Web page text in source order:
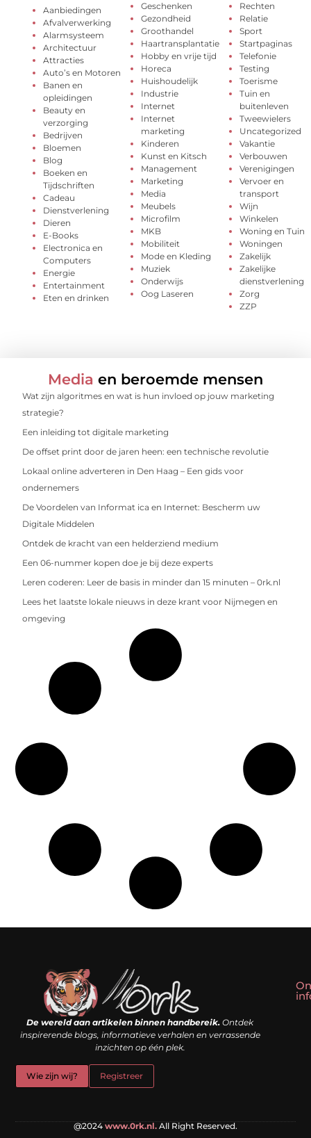
Aanbiedingen
Afvalverwerking
Alarmsysteem
Architectuur
Attracties
Auto’s en Motoren
Banen en
opleidingen
Beauty en
verzorging
Bedrijven
Bloemen
Blog
Boeken en
Tijdschriften
Cadeau
Dienstverlening
Dieren
E-Books
Electronica en
Computers
Energie
Entertainment
Eten en drinken
Geschenken
Gezondheid
Groothandel
Haartransplantatie
Hobby en vrije tijd
Horeca
Huishoudelijk
Industrie
Internet
Internet
marketing
Kinderen
Kunst en Kitsch
Management
Marketing
Media
Meubels
Microfilm
MKB
Mobiliteit
Mode en Kleding
Muziek
Onderwijs
Oog Laseren
Rechten
Relatie
Sport
Startpaginas
Telefonie
Testing
Toerisme
Tuin en
buitenleven
Tweewielers
Uncategorized
Vakantie
Verbouwen
Verenigingen
Vervoer en
transport
Wijn
Winkelen
Woning en Tuin
Woningen
Zakelijk
Zakelijke
dienstverlening
Zorg
ZZP
Media en beroemde mensen
Wat zijn algoritmes en wat is hun invloed op jouw marketing
strategie?
Een inleiding tot digitale marketing
De offset print door de jaren heen: een technische revolutie
Lokaal online adverteren in Den Haag – Een gids voor
ondernemers
De Voordelen van Informat ica en Internet: Bescherm uw
Digitale Middelen
Ontdek de kracht van een helderziend medium
Een 06-nummer kopen doe je bij deze experts
Leren coderen: Leer de basis in minder dan 15 minuten – 0rk.nl
Lees het laatste lokale nieuws in deze krant voor Nijmegen en
omgeving
De wereld aan artikelen binnen handbereik. Ontdek
inspirerende blogs, informatieve verhalen en verrassende
inzichten op één plek.
Wie zijn wij? Registreer
@2024 www.0rk.nl. All Right Reserved.